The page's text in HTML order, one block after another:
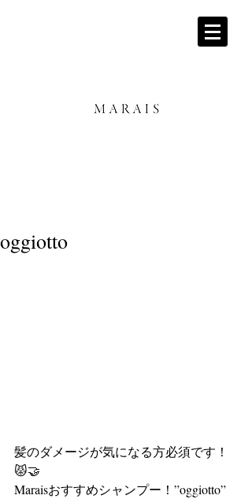
oggiotto
髪のダメージが気になる方必須です！
😾🤝
Maraisおすすめシャンプー！”oggiotto”